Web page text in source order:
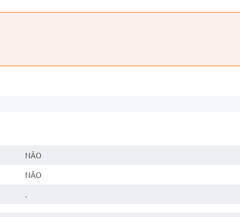
NÃO
NÃO
.